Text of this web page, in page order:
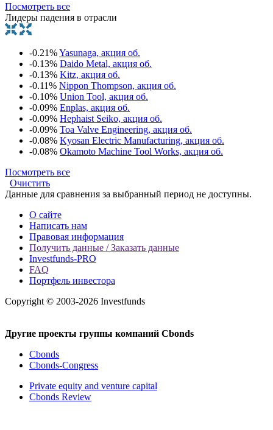
Посмотреть все
Лидеры падения в отрасли
-0.21%Yasunaga, акция об.
-0.13% Daido Metal, акция об.
-0.13% Kitz, акция об.
-0.11% Nippon Thompson, акция об.
-0.10% Union Tool, акция об.
-0.09% Enplas, акция об.
-0.09% Hephaist Seiko, акция об.
-0.09% Toa Valve Engineering, акция об.
-0.08% Kyosan Electric Manufacturing, акция об.
-0.08% Okamoto Machine Tool Works, акция об.
Посмотреть все
Очистить
Данные для сравнения за выбранный период не доступны.
О сайте
Написать нам
Правовая информация
Получить данные / Заказать данные
Investfunds-PRO
FAQ
Портфель инвестора
Copyright © 2003-2026 Investfunds
Другие проекты группы компаний Cbonds
Cbonds
Cbonds-Congress
Private equity and venture capital
Cbonds Review